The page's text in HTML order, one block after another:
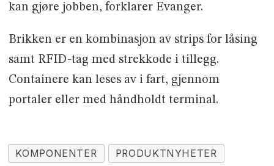
kan gjøre jobben, forklarer Evanger.
Brikken er en kombinasjon av strips for låsing
samt RFID-tag med strekkode i tillegg.
Containere kan leses av i fart, gjennom
portaler eller med håndholdt terminal.
KOMPONENTER
PRODUKTNYHETER